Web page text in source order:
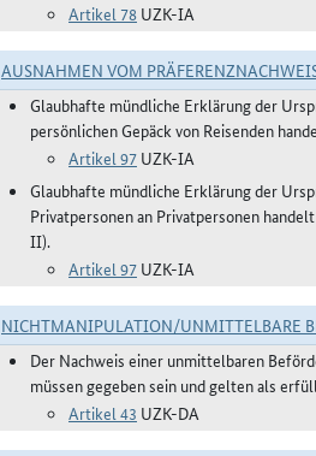
Artikel 78 UZK-IA
AUSNAHMEN VOM
Glaubhafte mündliche Erklärung der
persönlichen Gepäck von Reisenden
Artikel 97 UZK-IA
Glaubhafte mündliche Erklärung der
Privatpersonen an Privatpersonen
II).
Artikel 97 UZK-IA
NICHTMANIPULATION/UNMITTELBARE
Der Nachweis einer unmittelbaren
müssen gegeben sein und gelten als
Artikel 43 UZK-DA